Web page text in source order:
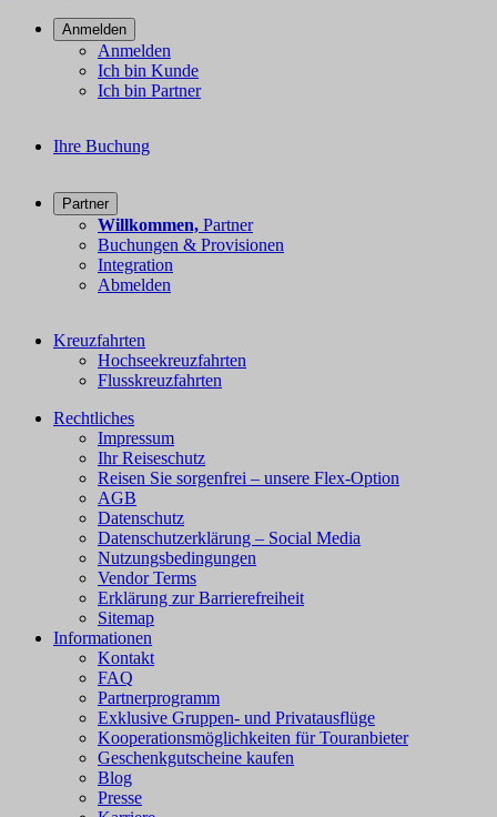
Anmelden
Anmelden
Ich bin Kunde
Ich bin Partner
Ihre Buchung
Partner
Willkommen, Partner
Buchungen & Provisionen
Integration
Abmelden
Kreuzfahrten
Hochseekreuzfahrten
Flusskreuzfahrten
Rechtliches
Impressum
Ihr Reiseschutz
Reisen Sie sorgenfrei – unsere Flex-Option
AGB
Datenschutz
Datenschutzerklärung – Social Media
Nutzungsbedingungen
Vendor Terms
Erklärung zur Barrierefreiheit
Sitemap
Informationen
Kontakt
FAQ
Partnerprogramm
Exklusive Gruppen- und Privatausflüge
Kooperationsmöglichkeiten für Touranbieter
Geschenkgutscheine kaufen
Blog
Presse